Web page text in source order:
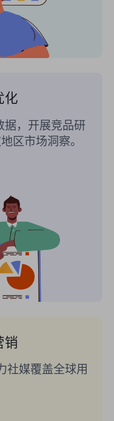
化
据，开展竞品研
区市场洞察。
销
社媒覆盖全球用